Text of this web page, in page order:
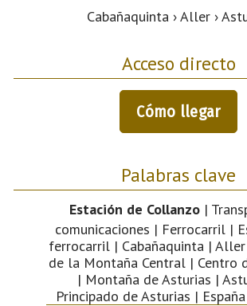
Cabañaquinta › Aller ›
Acceso directo
Cómo llegar
Palabras clave
Estación de Collanzo |
comunicaciones | Ferrocarril |
ferrocarril | Cabañaquinta | Aller
de la Montaña Central | Centro
| Montaña de Asturias |
Principado de Asturias |